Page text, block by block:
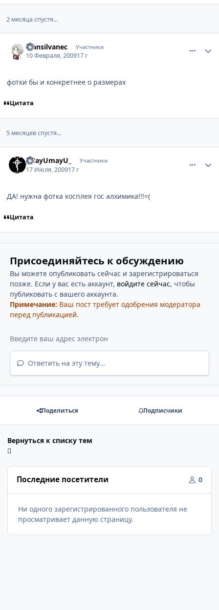
2 месяца спустя...
Transilvanec Участники
10 Февраля, 200917 г
фотки бы и конкретнее о размерах
Цитата
5 месяцев спустя...
_MayUmayU_ Участники
17 Июля, 200917 г
ДА! нужна фотка косплея гос алхимика!!!=(
Цитата
Присоединяйтесь к обсуждению
Вы можете опубликовать сейчас и зарегистрироваться
позже. Если у вас есть аккаунт, войдите сейчас, чтобы
публиковать с вашего аккаунта.
Примечание: Ваш пост требует одобрения модератора
перед публикацией.
Ответить на эту тему...
Поделиться Подписчики
Вернуться к списку тем
Последние посетители 0
Ни одного зарегистрированного пользователя не
просматривает данную страницу.